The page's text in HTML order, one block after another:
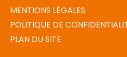
MENTIONS LÉGALES
POLITIQUE DE
PLAN DU SITE